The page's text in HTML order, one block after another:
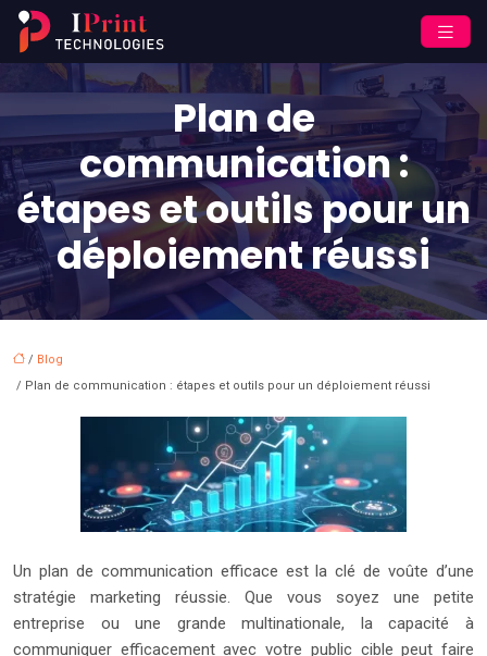
Plan de
communication :
étapes et outils pour un
déploiement réussi
/ Blog
/ Plan de communication : étapes et outils pour un déploiement réussi
Un plan de communication efficace est la clé de voûte d’une
stratégie marketing réussie. Que vous soyez une petite
entreprise ou une grande multinationale, la capacité à
communiquer efficacement avec votre public cible peut faire